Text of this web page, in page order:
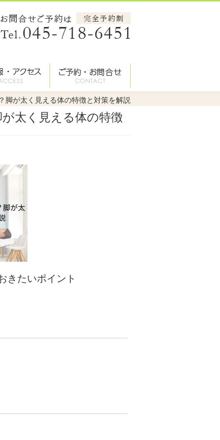
脚が太く見える体の特徴と対策を解説
太く見える体の特徴
きたいポイント